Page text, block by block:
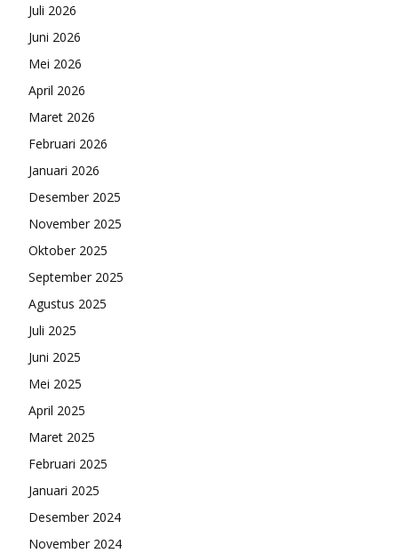
Juli 2026
Juni 2026
Mei 2026
April 2026
Maret 2026
Februari 2026
Januari 2026
Desember 2025
November 2025
Oktober 2025
September 2025
Agustus 2025
Juli 2025
Juni 2025
Mei 2025
April 2025
Maret 2025
Februari 2025
Januari 2025
Desember 2024
November 2024